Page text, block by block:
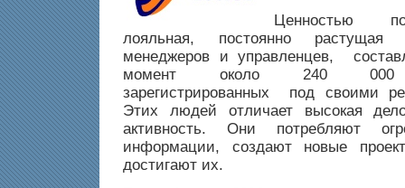
Ценностью
лояльная, постоянно растущая
менеджеров и управленцев,
момент около 240 000
зарегистрированных под своими
Этих людей отличает высокая
активность. Они потребляют
информации, создают новые
достигают их.